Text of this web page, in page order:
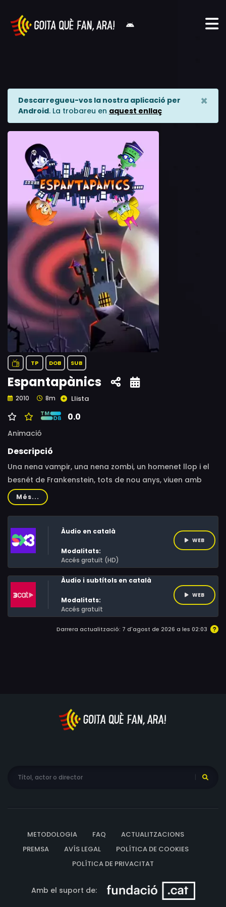
Descarregueu-vos la nostra aplicació per
Android. La trobareu en aquest enllaç
×
TP DOB SUB
Espantapànics
2010 8m Llista
0.0
Animació
Descripció
Una nena vampir, una nena zombi, un homenet llop i el
besnét de Frankenstein, tots de nou anys, viuen amb
normalitat a la seva ciutat. Finalment s'han integrat a la
societat pagant també el preu de renunciar a les
singularitats monstruoses que els feien diferents. Tot i
això, la seva naturalesa ancestral es manifesta amb
tossuderia i sovint han de lluitar contra alguns tics que
perduren i que els podrien ficar en problemes.
Més...
Àudio en català
Modalitats:
Accés gratuït (HD)
WEB
Àudio i subtítols en català
Modalitats:
Accés gratuït
WEB
Darrera actualització: 7 d'agost de 2026 a les 02:03
METODOLOGIA FAQ
ACTUALITZACIONS
PREMSA
AVÍS LEGAL
POLÍTICA DE COOKIES
POLÍTICA DE PRIVACITAT
Amb el suport de: